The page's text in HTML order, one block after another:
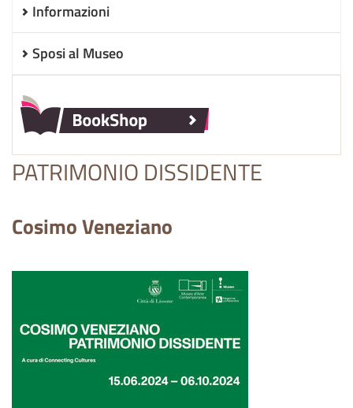
Informazioni
Sposi al Museo
PATRIMONIO DISSIDENTE
Cosimo Veneziano